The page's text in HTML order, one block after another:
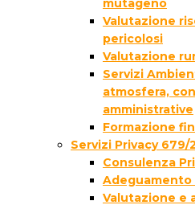
mutageno
Valutazione
pericolosi
Valutazione
Servizi
atmosfera,
amministrative
Formazione
Servizi Privacy 679/
Consulenza
Adeguamento
Valutazione e